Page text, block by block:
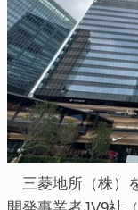
三菱地所（株）